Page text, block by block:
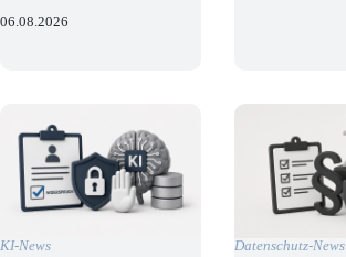
06.08.2026
KI-News Datenschutz-News